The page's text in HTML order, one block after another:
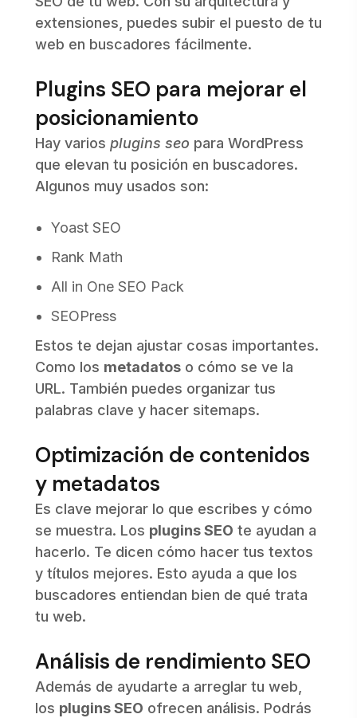
extensiones, puedes subir el puesto de tu
web en buscadores fácilmente.
Plugins SEO para mejorar el
posicionamiento
Hay varios plugins seo para WordPress
que elevan tu posición en buscadores.
Algunos muy usados son:
Yoast SEO
Rank Math
All in One SEO Pack
SEOPress
Estos te dejan ajustar cosas importantes.
Como los metadatos o cómo se ve la
URL. También puedes organizar tus
palabras clave y hacer sitemaps.
Optimización de contenidos
y metadatos
Es clave mejorar lo que escribes y cómo
se muestra. Los plugins SEO te ayudan a
hacerlo. Te dicen cómo hacer tus textos
y títulos mejores. Esto ayuda a que los
buscadores entiendan bien de qué trata
tu web.
Análisis de rendimiento SEO
Además de ayudarte a arreglar tu web,
los plugins SEO ofrecen análisis. Podrás